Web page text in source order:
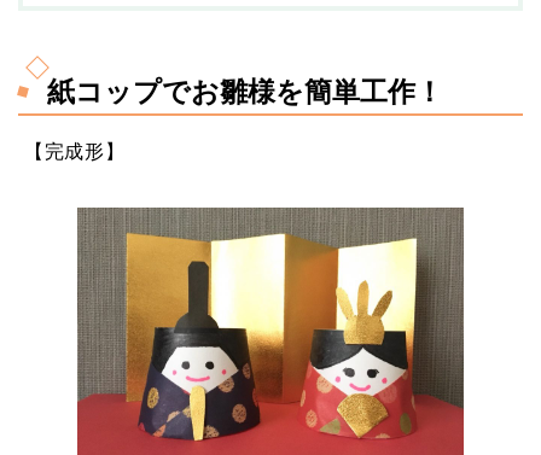
紙コップでお雛様を簡単工作！
【完成形】